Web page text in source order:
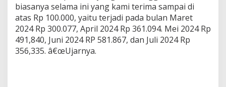
biasanya selama ini yang kami terima sampai di
atas Rp 100.000, yaitu terjadi pada bulan Maret
2024 Rp 300.077, April 2024 Rp 361.094. Mei 2024 Rp
491,840, Juni 2024 RP 581.867, dan Juli 2024 Rp
356,335. â€œUjarnya.